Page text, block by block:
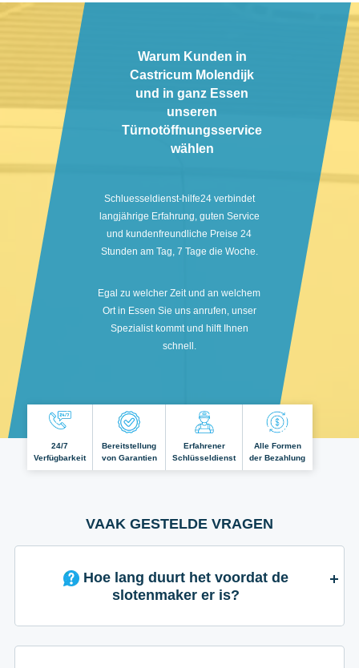
Warum Kunden in
Castricum Molendijk
und in ganz Essen
unseren
Türnotöffnungsservice
wählen
Schluesseldienst-hilfe24 verbindet
langjährige Erfahrung, guten Service
und kundenfreundliche Preise 24
Stunden am Tag, 7 Tage die Woche.
Egal zu welcher Zeit und an welchem
Ort in Essen Sie uns anrufen, unser
Spezialist kommt und hilft Ihnen
schnell.
24/7
Verfügbarkeit
Bereitstellung
von Garantien
Erfahrener
Schlüsseldienst
Alle Formen
der Bezahlung
VAAK GESTELDE VRAGEN
slotenmaker er is?